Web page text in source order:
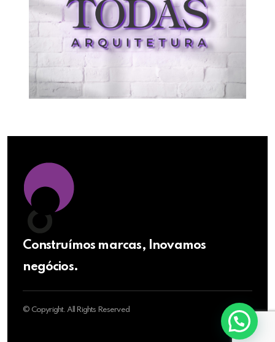
Construímos marcas, Inovamos
negócios.
© Copyright. All Rights Reserved